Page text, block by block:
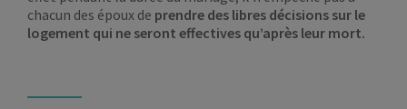
chacun des époux de prendre des libres décisions sur le
logement qui ne seront effectives qu’après leur mort.